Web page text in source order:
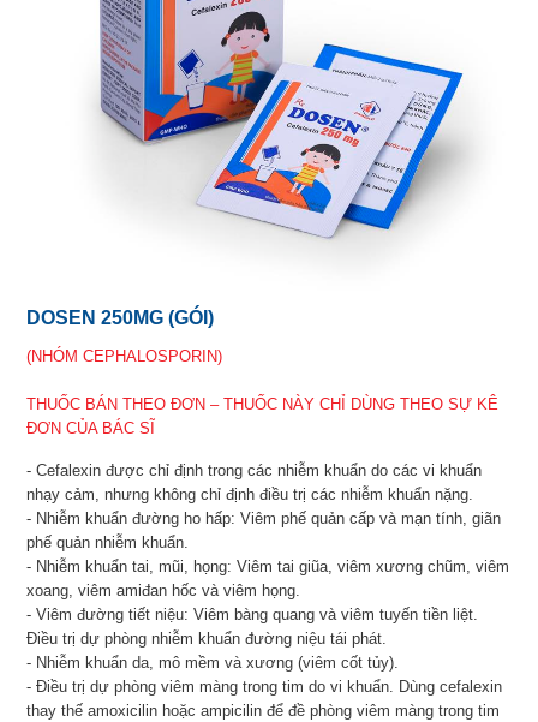
DOSEN 250MG (GÓI)
(NHÓM CEPHALOSPORIN)
THUỐC BÁN THEO ĐƠN – THUỐC NÀY CHỈ DÙNG THEO SỰ KÊ
ĐƠN CỦA BÁC SĨ
- Cefalexin được chỉ định trong các nhiễm khuẩn do các vi khuẩn
nhạy cảm, nhưng không chỉ định điều trị các nhiễm khuẩn nặng.
- Nhiễm khuẩn đường ho hấp: Viêm phế quản cấp và mạn tính, giãn
phế quản nhiễm khuẩn.
- Nhiễm khuẩn tai, mũi, họng: Viêm tai giũa, viêm xương chũm, viêm
xoang, viêm amiđan hốc và viêm họng.
- Viêm đường tiết niệu: Viêm bàng quang và viêm tuyến tiền liệt.
Điều trị dự phòng nhiễm khuẩn đường niệu tái phát.
- Nhiễm khuẩn da, mô mềm và xương (viêm cốt tủy).
- Điều trị dự phòng viêm màng trong tim do vi khuẩn. Dùng cefalexin
thay thế amoxicilin hoặc ampicilin để đề phòng viêm màng trong tim